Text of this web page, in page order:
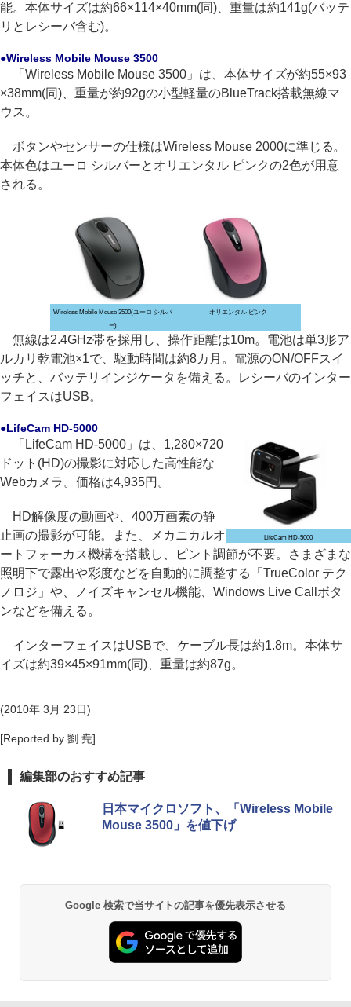
能。本体サイズは約66×114×40mm(同)、重量は約141g(バッテ
リとレシーバ含む)。
●Wireless Mobile Mouse 3500
「Wireless Mobile Mouse 3500」は、本体サイズが約55×93
×38mm(同)、重量が約92gの小型軽量のBlueTrack搭載無線マ
ウス。
ボタンやセンサーの仕様はWireless Mouse 2000に準じる。
本体色はユーロ シルバーとオリエンタル ピンクの2色が用意
される。
Wireless Mobile Mouse 3500(ユーロ シルバ
ー)
オリエンタル ピンク
無線は2.4GHz帯を採用し、操作距離は10m。電池は単3形ア
ルカリ乾電池×1で、駆動時間は約8カ月。電源のON/OFFスイ
ッチと、バッテリインジケータを備える。レシーバのインター
フェイスはUSB。
●LifeCam HD-5000
LifeCam HD-5000
「LifeCam HD-5000」は、1,280×720
ドット(HD)の撮影に対応した高性能な
Webカメラ。価格は4,935円。
HD解像度の動画や、400万画素の静
止画の撮影が可能。また、メカニカルオ
ートフォーカス機構を搭載し、ピント調節が不要。さまざまな
照明下で露出や彩度などを自動的に調整する「TrueColor テク
ノロジ」や、ノイズキャンセル機能、Windows Live Callボタ
ンなどを備える。
インターフェイスはUSBで、ケーブル長は約1.8m。本体サ
イズは約39×45×91mm(同)、重量は約87g。
(2010年 3月 23日)
[Reported by 劉 尭]
編集部のおすすめ記事
日本マイクロソフト、「Wireless Mobile
Mouse 3500」を値下げ
Google 検索で当サイトの記事を優先表示させる